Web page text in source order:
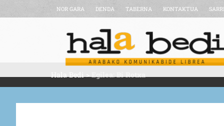
NOR GARA DENDA TABERNA KONTAKTUA
Hala Bedi>Egilea: Bi Rotxa